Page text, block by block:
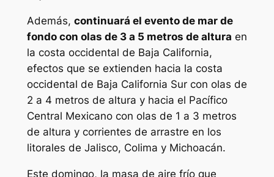
Además, continuará el evento de mar de
fondo con olas de 3 a 5 metros de altura en
la costa occidental de Baja California,
efectos que se extienden hacia la costa
occidental de Baja California Sur con olas de
2 a 4 metros de altura y hacia el Pacífico
Central Mexicano con olas de 1 a 3 metros
de altura y corrientes de arrastre en los
litorales de Jalisco, Colima y Michoacán.
Este domingo, la masa de aire frío que